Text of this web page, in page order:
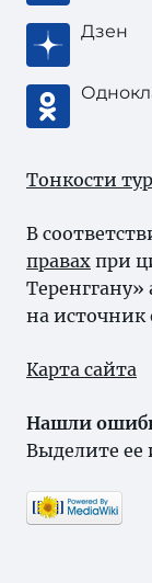
Дзен
Тонкости
В
правах при
на источник
Карта сайта
Нашли
Выделите